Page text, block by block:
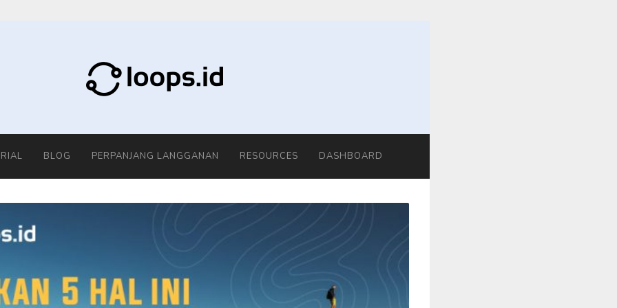
BLOG PERPANJANG LANGGANAN RESOURCES DASHBOARD